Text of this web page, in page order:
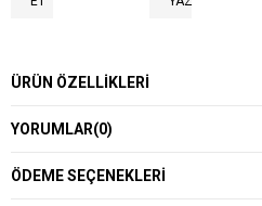
ÜRÜN ÖZELLIKLERI
YORUMLAR(0)
ÖDEME SEÇENEKLERI